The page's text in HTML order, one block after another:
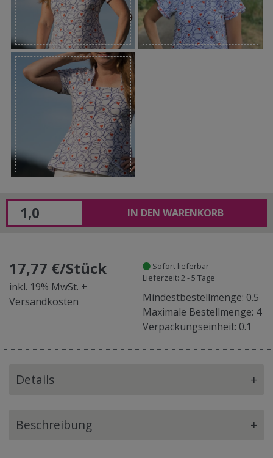
IN DEN WARENKORB
17,77 €/Stück
inkl. 19% MwSt. +
Versandkosten
Sofort lieferbar
Lieferzeit: 2 - 5 Tage
Mindestbestellmenge: 0.5
Maximale Bestellmenge: 4
Verpackungseinheit: 0.1
Details +
Beschreibung +